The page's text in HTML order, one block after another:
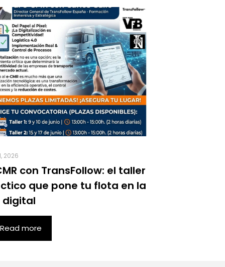
2026
con TransFollow: el taller
que pone tu flota en la
digital
Read more